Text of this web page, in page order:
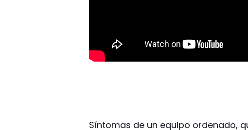
Síntomas de un equipo ordenado,